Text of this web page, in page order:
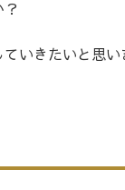
いきたいと思い